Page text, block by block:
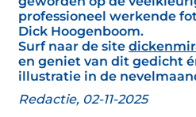
professioneel werkende
Dick Hoogenboom.
Surf naar de site
en geniet van dit gedicht
illustratie in de
Redactie, 02-11-2025